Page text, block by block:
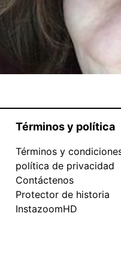
Términos y política
Términos y
política de privacidad
Contáctenos
Protector de historia
InstazoomHD